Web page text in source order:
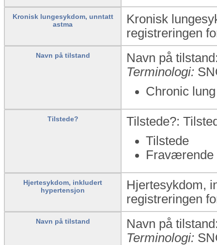
Kronisk lungesykdom, unntatt
astma
Kronisk
registreringen
Navn på tilstand
Navn på
Terminologi:
Chronic
Tilstede?
Tilstede?:
Tilstede
Fraværende
Hjertesykdom, inkludert
hypertensjon
Hjertesykdom,
registreringen
Navn på tilstand
Navn på
Terminologi: